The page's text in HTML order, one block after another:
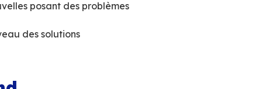
par une extension, Lightning,
et ne donne pas satisfaction en entreprise,
aux fonctionnalités totalement différentes